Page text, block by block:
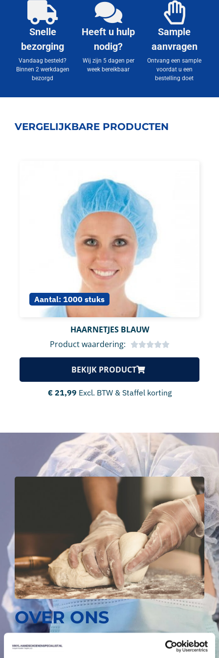
Snelle
bezorging
Vandaag besteld?
Binnen 2 werkdagen
bezorgd
Heeft u hulp
nodig?
Wij zijn 5 dagen per
week bereikbaar
Sample
aanvragen
Ontvang een sample
voordat u een
bestelling doet
VERGELIJKBARE PRODUCTEN
Aantal: 1000 stuks
HAARNETJES BLAUW
Product waardering:
BEKIJK PRODUCT
€21,99 Excl. BTW & Staffel korting
OVER ONS
Vinyl Handschoenen Specialist is importeur en